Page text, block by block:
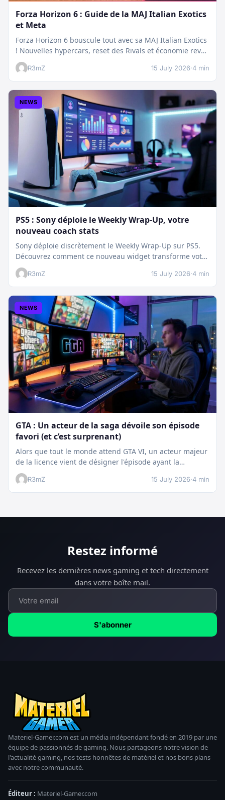
Forza Horizon 6 : Guide de la MAJ Italian Exotics
et Meta
Forza Horizon 6 bouscule tout avec sa MAJ Italian Exotics
! Nouvelles hypercars, reset des Rivals et économie revue
:…
R3mZ 15 July 2026·4 min
NEWS
PS5 : Sony déploie le Weekly Wrap-Up, votre
nouveau coach stats
Sony déploie discrètement le Weekly Wrap-Up sur PS5.
Découvrez comment ce nouveau widget transforme votre
dashboard et booste votre suivi…
R3mZ 15 July 2026·4 min
NEWS
GTA : Un acteur de la saga dévoile son épisode
favori (et c’est surprenant)
Alors que tout le monde attend GTA VI, un acteur majeur
de la licence vient de désigner l'épisode ayant la…
R3mZ 15 July 2026·4 min
Restez informé
Recevez les dernières news gaming et tech directement
dans votre boîte mail.
S'abonner
Materiel-Gamer.com est un média indépendant fondé en 2019 par une
équipe de passionnés de gaming. Nous partageons notre vision de
l'actualité gaming, nos tests honnêtes de matériel et nos bons plans
avec notre communauté.
Éditeur : Materiel-Gamer.com